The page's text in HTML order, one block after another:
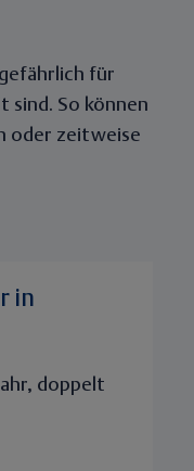
für
sind. So können
oder zeitweise
in
doppelt